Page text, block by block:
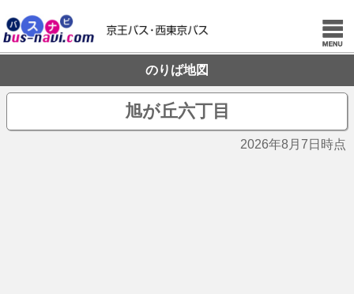
のりば地図
旭が丘六丁目
2026年8月7日時点